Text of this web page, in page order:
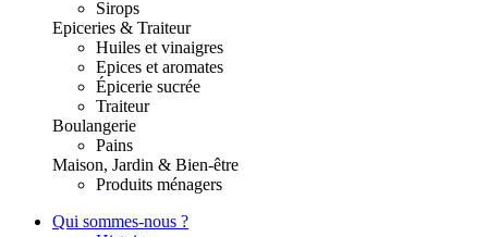
Sirops
Epiceries & Traiteur
Huiles et vinaigres
Epices et aromates
Épicerie sucrée
Traiteur
Boulangerie
Pains
Maison, Jardin & Bien-être
Produits ménagers
Qui sommes-nous ?